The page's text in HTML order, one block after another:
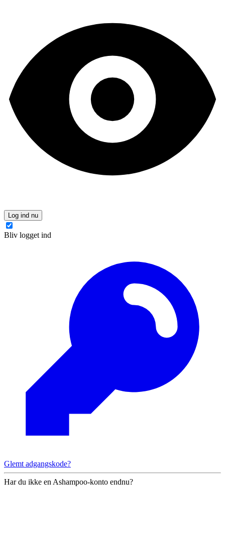
Log ind nu
Bliv logget ind
Glemt adgangskode?
Har du ikke en Ashampoo-konto endnu?